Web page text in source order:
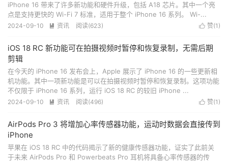
iPhone 16 带来了许多新功能和硬件升级，包括 A18 芯片。其中一个亮
点是支持更快的 Wi-Fi 7 标准，适用于整个 iPhone 16 系列。 Wi-...
 赞(1 )
2024-09-10  资讯 阅读(623)
iOS 18 RC 新功能可在拍摄视频时暂停和恢复录制，无需后期
剪辑
在今天的 iPhone 16 发布会上，Apple 展示了 iPhone 16 的一些更新相
机功能。其中一项新功能是可以在拍摄视频时暂停和恢复录制。这项功能
不仅限于 iPhone 16 系列，运行 iOS 18 RC 的较旧 iPhone ...
 赞(1 )
2024-09-10  资讯 阅读(496)
AirPods Pro 3 将增加心率传感器功能，运动时数据会直接传到
iPhone
苹果在 iOS 18 RC 中的代码揭示了新的健康传感器功能，证实了此前关
于未来 AirPods Pro 和 Powerbeats Pro 耳机将具备心率传感器的传